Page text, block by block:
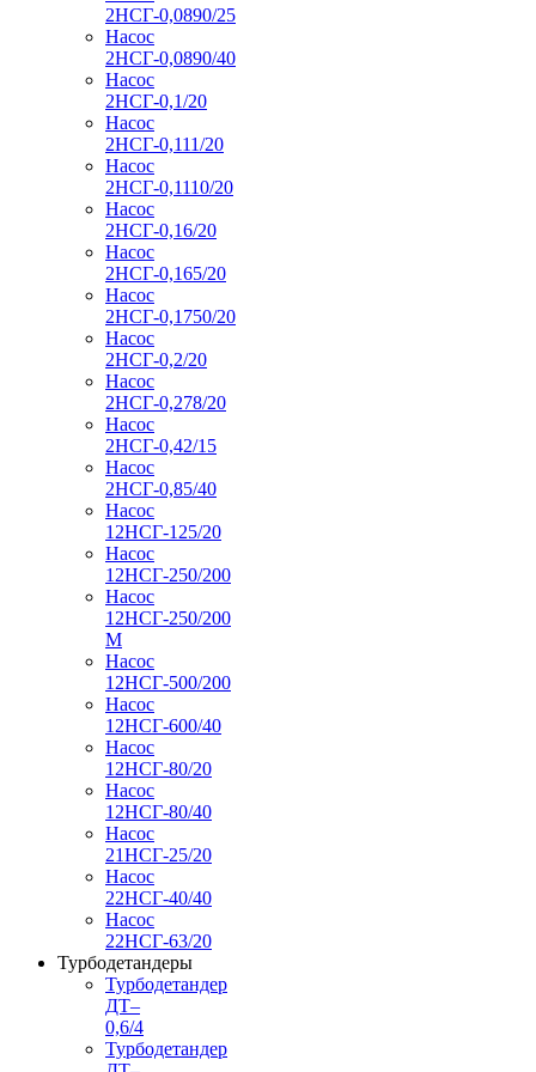
2НСГ-0,0890/25
Насос
2НСГ-0,0890/40
Насос
2НСГ-0,1/20
Насос
2НСГ-0,111/20
Насос
2НСГ-0,1110/20
Насос
2НСГ-0,16/20
Насос
2НСГ-0,165/20
Насос
2НСГ-0,1750/20
Насос
2НСГ-0,2/20
Насос
2НСГ-0,278/20
Насос
2НСГ-0,42/15
Насос
2НСГ-0,85/40
Насос
12НСГ-125/20
Насос
12НСГ-250/200
Насос
12НСГ-250/200
М
Насос
12НСГ-500/200
Насос
12НСГ-600/40
Насос
12НСГ-80/20
Насос
12НСГ-80/40
Насос
21НСГ-25/20
Насос
22НСГ-40/40
Насос
22НСГ-63/20
Турбодетандеры
Турбодетандер
ДТ–
0,6/4
Турбодетандер